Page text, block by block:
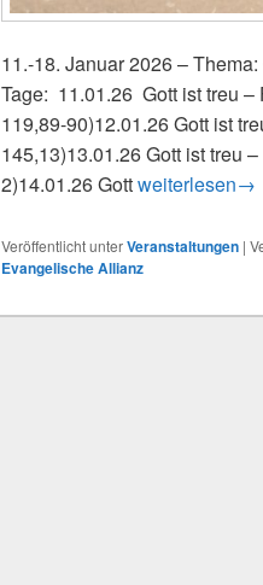
11.-18. Januar 2026 –
Tage: 11.01.26 Gott ist treu –
119,89-90)12.01.26 Gott ist
145,13)13.01.26 Gott ist treu
2)14.01.26 GottVorschau:
weiterlesen→
Veröffentlicht unterVeranstaltungen |
Evangelische Allianz